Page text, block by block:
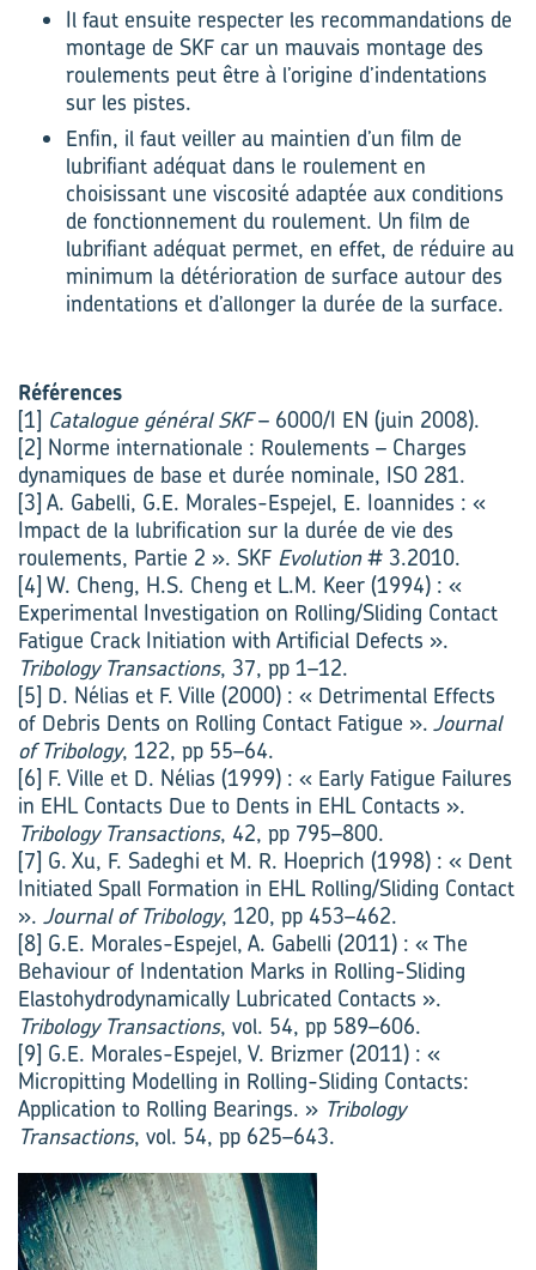
Il faut ensuite respecter les recommandations de
montage de SKF car un mauvais montage des
roulements peut être à l’origine d’indentations
sur les pistes.
Enfin, il faut veiller au maintien d’un film de
lubrifiant adéquat dans le roulement en
choisissant une viscosité adaptée aux conditions
de fonctionnement du roulement. Un film de
lubrifiant adéquat permet, en effet, de réduire au
minimum la détérioration de surface autour des
indentations et d’allonger la durée de la surface.
Références
[1] Catalogue général SKF– 6000/I EN (juin 2008).
[2] Norme internationale : Roulements – Charges
dynamiques de base et durée nominale, ISO 281.
[3] A. Gabelli, G.E. Morales-Espejel, E. Ioannides : «
Impact de la lubrification sur la durée de vie des
roulements, Partie 2 ». SKF Evolution# 3.2010.
[4] W. Cheng, H.S. Cheng et L.M. Keer (1994) : «
Experimental Investigation on Rolling/Sliding Contact
Fatigue Crack Initiation with Artificial Defects ».
Tribology Transactions, 37, pp 1–12.
[5] D. Nélias et F. Ville (2000) : « Detrimental Effects
of Debris Dents on Rolling Contact Fatigue ». Journal
of Tribology, 122, pp 55–64.
[6] F. Ville et D. Nélias (1999) : « Early Fatigue Failures
in EHL Contacts Due to Dents in EHL Contacts ».
Tribology Transactions, 42, pp 795–800.
[7] G. Xu, F. Sadeghi et M. R. Hoeprich (1998) : « Dent
Initiated Spall Formation in EHL Rolling/Sliding Contact
». Journal of Tribology, 120, pp 453–462.
[8] G.E. Morales-Espejel, A. Gabelli (2011) : « The
Behaviour of Indentation Marks in Rolling-Sliding
Elastohydrodynamically Lubricated Contacts ».
Tribology Transactions, vol. 54, pp 589–606.
[9] G.E. Morales-Espejel, V. Brizmer (2011) : «
Micropitting Modelling in Rolling-Sliding Contacts:
Application to Rolling Bearings. » Tribology
Transactions, vol. 54, pp 625–643.